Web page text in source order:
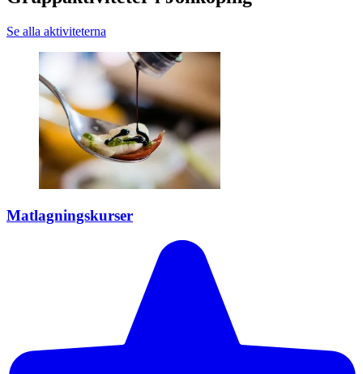
Se alla aktiviteterna
Matlagningskurser